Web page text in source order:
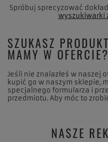
Spróbuj sprecyzować
wyszukiwarki
SZUKASZ
MAMY W OFERCIE?
Jeśli nie znalazłeś w naszej
kupić go w naszym sklepie,
specjalnego formularza i
przedmiotu. Aby móc to
NASZE